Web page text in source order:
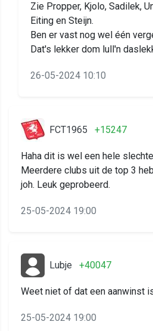
Zie Propper, Kjolo, Sadilek,
Eiting en Steijn.
Ben er vast nog wel één
Dat's lekker dom lull'n
26-05-2024 10:10
FCT1965 +15247
Haha dit is wel een hele
Meerdere clubs uit de top 3
joh. Leuk geprobeerd.
25-05-2024 19:00
Lubje +40047
Weet niet of dat een aanwinst
25-05-2024 19:00